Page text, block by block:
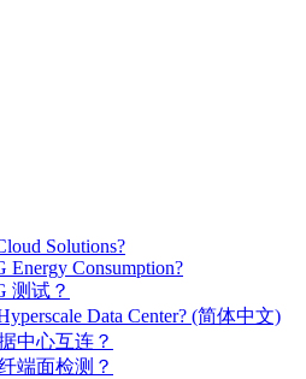
Solutions?
Energy Consumption?
测试？
Data Center? (简体中文)
中心互连？
端面检测？